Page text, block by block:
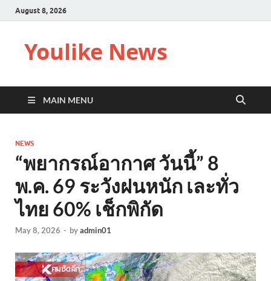
August 8, 2026
Youlike News
MAIN MENU
NEWS
“พยากรณ์อากาศ วันนี้” 8
พ.ค. 69 ระวังฝนหนัก เละทั่ว
ไทย 60% เช็กพิกัด
May 8, 2026 - byadmin01